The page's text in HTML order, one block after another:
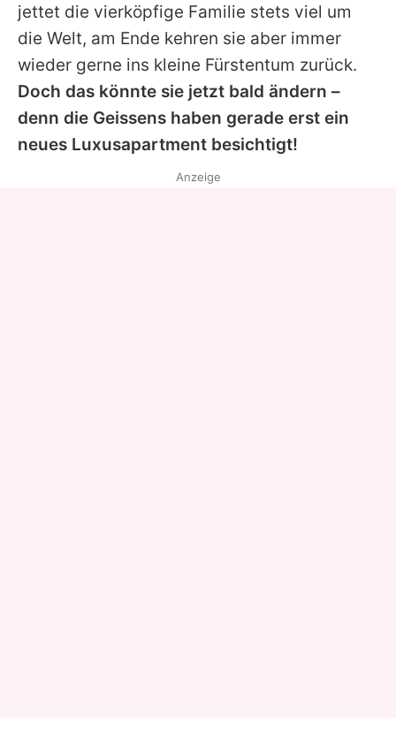
jettet die vierköpfige Familie stets viel um
die Welt, am Ende kehren sie aber immer
wieder gerne ins kleine Fürstentum zurück.
Doch das könnte sie jetzt bald ändern –
denn die Geissens haben gerade erst ein
neues Luxusapartment besichtigt!
Anzeige